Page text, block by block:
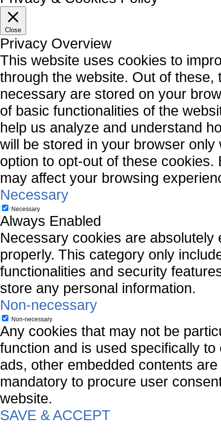
Close
Privacy Overview
This website uses cookies to
through the website. Out of
necessary are stored on your
of basic functionalities of the
help us analyze and understand
will be stored in your browser
option to opt-out of these
may affect your browsing
Necessary
Necessary
Always Enabled
Necessary cookies are
properly. This category only
functionalities and security
store any personal information.
Non-necessary
Non-necessary
Any cookies that may not be
function and is used specifically
ads, other embedded contents
mandatory to procure user
website.
SAVE & ACCEPT